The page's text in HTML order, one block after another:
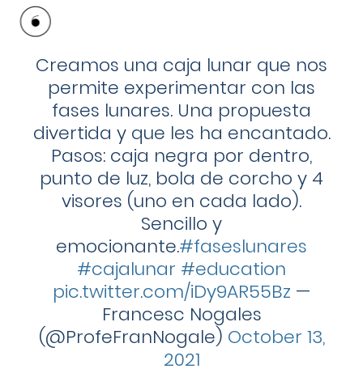
Creamos una caja lunar que nos
permite experimentar con las
fases lunares. Una propuesta
divertida y que les ha encantado.
Pasos: caja negra por dentro,
punto de luz, bola de corcho y 4
visores (uno en cada lado).
Sencillo y
emocionante.#faseslunares
#cajalunar #education
pic.twitter.com/iDy9AR55Bz —
Francesc Nogales
(@ProfeFranNogale) October 13,
2021